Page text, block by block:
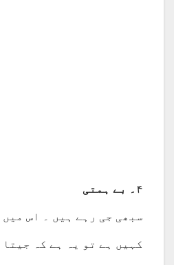
۴۔ بے ہمتی
سبھی جی رہے ہیں ۔ اس میں
کہیں ہے تو یہ ہے کہ جیتا